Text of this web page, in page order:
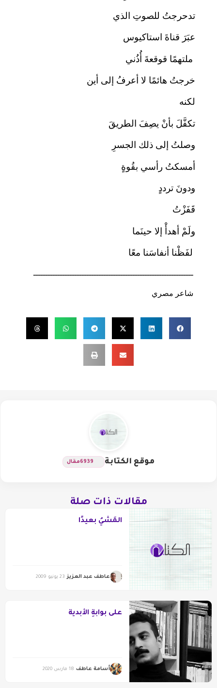
تدحرجتُ للصوتِ الذي
عبَرَ قناةَ استاكيوس
ملتهمًا قوقعةَ أُذُني
خرجتُ هائمًا لا أعرفُ إلى أين
لكنه
تكفَّلَ بأنْ يصِفَ الطريقَ
وصلتُ إلى ذلك الجسرِ
أمسكتُ رأسي بقُوةٍ
ودونَ ترددٍ
قَفَزْتُ
ولَمْ أهدأْ إلا حينَما
لفَظْنا أنفاسَنا معًا
ــــــــــــــــــــــــــــــــــــــــــــــــــــــــــــــــــ
شاعر مصري
موقع الكتابة 6939مقال
مقالات ذات صلة
المَشْيُ بعيدًا
عاطف عبد العزيز 23 يونيو 2009
على بوابةِ الأبدية
أسامة عاطف 18 مارس 2020